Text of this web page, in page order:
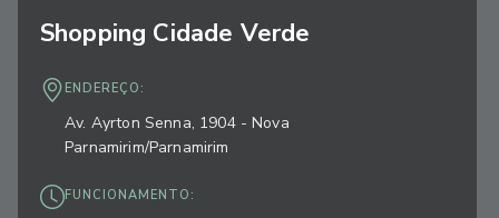
Shopping Cidade Verde
ENDEREÇO:
Av. Ayrton Senna, 1904 - Nova
Parnamirim/Parnamirim
FUNCIONAMENTO: